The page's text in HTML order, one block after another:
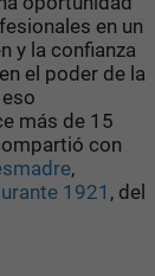
en un
y la confianza
el poder de la
más de 15
con
,
1921 , del